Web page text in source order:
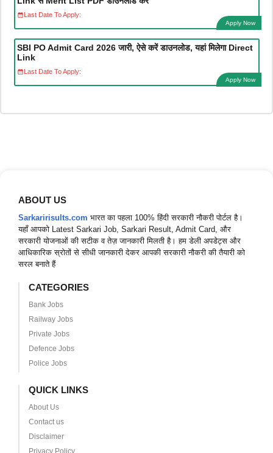
Last Date To Apply:
Apply Now
SBI PO Admit Card 2026 जारी, ऐसे करें डाउनलोड, यहां मिलेगा Direct
Link
Last Date To Apply:
Apply Now
ABOUT US
Sarkaririsults.com भारत का पहला 100% हिंदी सरकारी नौकरी पोर्टल है।
यहाँ आपको Latest Sarkari Job, Sarkari Result, Admit Card, और
सरकारी योजनाओं की सटीक व तेज़ जानकारी मिलती है। हम डेली अपडेट्स और
आधिकारिक स्रोतों से सीधी जानकारी देकर आपकी सरकारी नौकरी की तैयारी को
सरल बनाते हैं
CATEGORIES
Bank Jobs
Railway Jobs
Private Jobs
Defence Jobs
Police Jobs
QUICK LINKS
About Us
Contact us
Disclaimer
Privacy Policy